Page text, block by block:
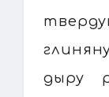
дыру